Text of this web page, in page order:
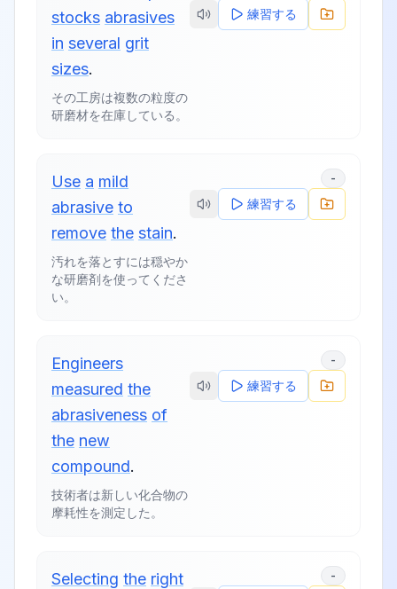
stocks abrasives
in several grit
sizes.
その工房は複数の粒度の
研磨材を在庫している。
練習する
Use a mild
abrasive to
remove the stain.
汚れを落とすには穏やか
な研磨剤を使ってくださ
い。
-
練習する
Engineers
measured the
abrasiveness of
the new
compound.
技術者は新しい化合物の
摩耗性を測定した。
-
練習する
Selecting the right
-